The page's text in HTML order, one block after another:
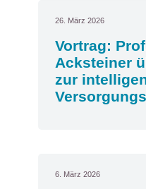
26. März 2026
Vortrag:
Acksteiner
zur
6. März 2026